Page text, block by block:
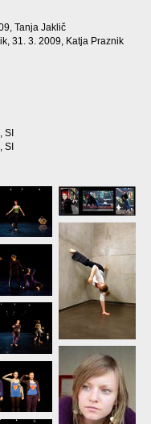
Tanja Jaklič
31. 3. 2009, Katja Praznik
SI
SI